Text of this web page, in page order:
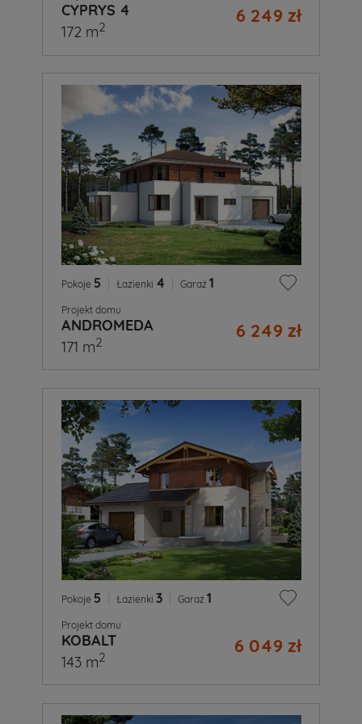
CYPRYS 4 6 249 zł
172 m2
Pokoje 5 Łazienki 4 Garaż 1
Projekt domu
ANDROMEDA 6 249 zł
171 m2
Pokoje 5 Łazienki 3 Garaż 1
Projekt domu
KOBALT 6 049 zł
143 m2